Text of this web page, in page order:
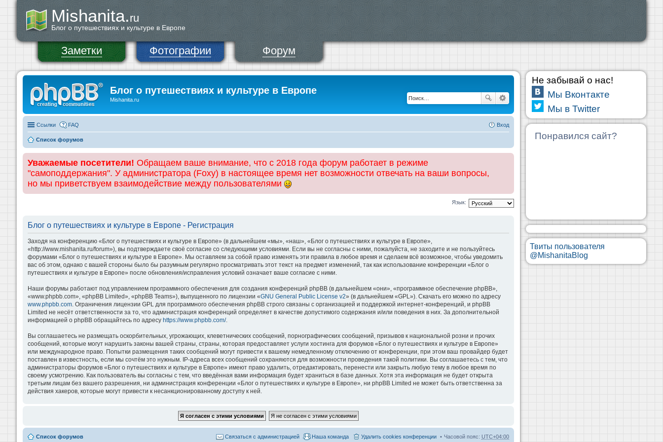
Mishanita.ru
Блог о путешествиях и культуре в Европе
Заметки Фотографии Форум
Блог о путешествиях и культуре в Европе
Mishanita.ru
Ссылки FAQ Вход
Список форумов
Уважаемые посетители! Обращаем ваше внимание, что с 2018 года форум работает в режиме
"самоподдержания". У администратора (Foxy) в настоящее время нет возможности отвечать на ваши вопросы,
но мы приветствуем взаимодействие между пользователями
Язык:
Блог о путешествиях и культуре в Европе - Регистрация
Заходя на конференцию «Блог о путешествиях и культуре в Европе» (в дальнейшем «мы», «наш», «Блог о путешествиях и культуре в Европе»,
«http://www.mishanita.ru/forum»), вы подтверждаете своё согласие со следующими условиями. Если вы не согласны с ними, пожалуйста, не заходите и не пользуйтесь
форумами «Блог о путешествиях и культуре в Европе». Мы оставляем за собой право изменять эти правила в любое время и сделаем всё возможное, чтобы уведомить
вас об этом, однако с вашей стороны было бы разумным регулярно просматривать этот текст на предмет изменений, так как использование конференции «Блог о
путешествиях и культуре в Европе» после обновления/исправления условий означает ваше согласие с ними.
Наши форумы работают под управлением программного обеспечения для создания конференций phpBB (в дальнейшем «они», «программное обеспечение phpBB»,
«www.phpbb.com», «phpBB Limited», «phpBB Teams»), выпущенного по лицензии «GNU General Public License v2» (в дальнейшем «GPL»). Скачать его можно по адресу
www.phpbb.com. Ограничения лицензии GPL для программного обеспечения phpBB строго связаны с организацией и поддержкой интернет-конференций, и phpBB
Limited не несёт ответственности за то, что администрация конференций определяет в качестве допустимого содержания и/или поведения в них. За дополнительной
информацией о phpBB обращайтесь по адресу https://www.phpbb.com/.
Вы соглашаетесь не размещать оскорбительных, угрожающих, клеветнических сообщений, порнографических сообщений, призывов к национальной розни и прочих
сообщений, которые могут нарушить законы вашей страны, страны, которая предоставляет услуги хостинга для форумов «Блог о путешествиях и культуре в Европе»
или международное право. Попытки размещения таких сообщений могут привести к вашему немедленному отключению от конференции, при этом ваш провайдер будет
поставлен в известность, если мы сочтём это нужным. IP-адреса всех сообщений сохраняются для возможности проведения такой политики. Вы соглашаетесь с тем, что
администраторы форумов «Блог о путешествиях и культуре в Европе» имеют право удалить, отредактировать, перенести или закрыть любую тему в любое время по
своему усмотрению. Как пользователь вы согласны с тем, что введённая вами информация будет храниться в базе данных. Хотя эта информация не будет открыта
третьим лицам без вашего разрешения, ни администрация конференции «Блог о путешествиях и культуре в Европе», ни phpBB Limited не может быть ответственна за
действия хакеров, которые могут привести к несанкционированному доступу к ней.
Список форумов Часовой пояс: UTC+04:00
Удалить cookies конференции
Наша команда
Связаться с администрацией
Не забывай о нас!
Мы Вконтакте
Мы в Twitter
Понравился сайт?
Твиты пользователя
@MishanitaBlog